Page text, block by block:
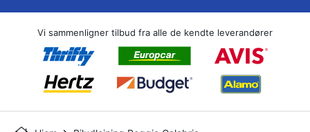
Vi sammenligner tilbud fra alle de kendte leverandører